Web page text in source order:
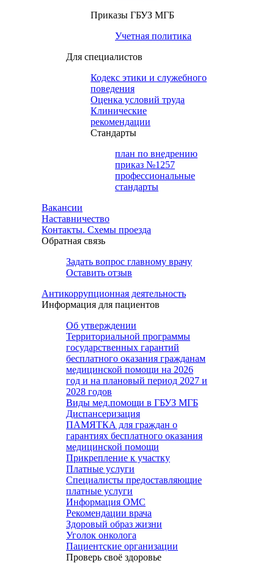
Приказы ГБУЗ МГБ
Учетная политика
Для специалистов
Кодекс этики и служебного
поведения
Оценка условий труда
Клинические
рекомендации
Cтандарты
план по внедрению
приказ №1257
профессиональные
стандарты
Вакансии
Наставничество
Контакты. Схемы проезда
Обратная связь
Задать вопрос главному врачу
Оставить отзыв
Антикоррупционная деятельность
Информация для пациентов
Об утверждении
Территориальной программы
государственных гарантий
бесплатного оказания гражданам
медицинской помощи на 2026
год и на плановый период 2027 и
2028 годов
Виды мед.помощи в ГБУЗ МГБ
Диспансеризация
ПАМЯТКА для граждан о
гарантиях бесплатного оказания
медицинской помощи
Прикрепление к участку
Платные услуги
Специалисты предоставляющие
платные услуги
Информация ОМС
Рекомендации врача
Здоровый образ жизни
Уголок онколога
Пациентские организации
Проверь своё здоровье